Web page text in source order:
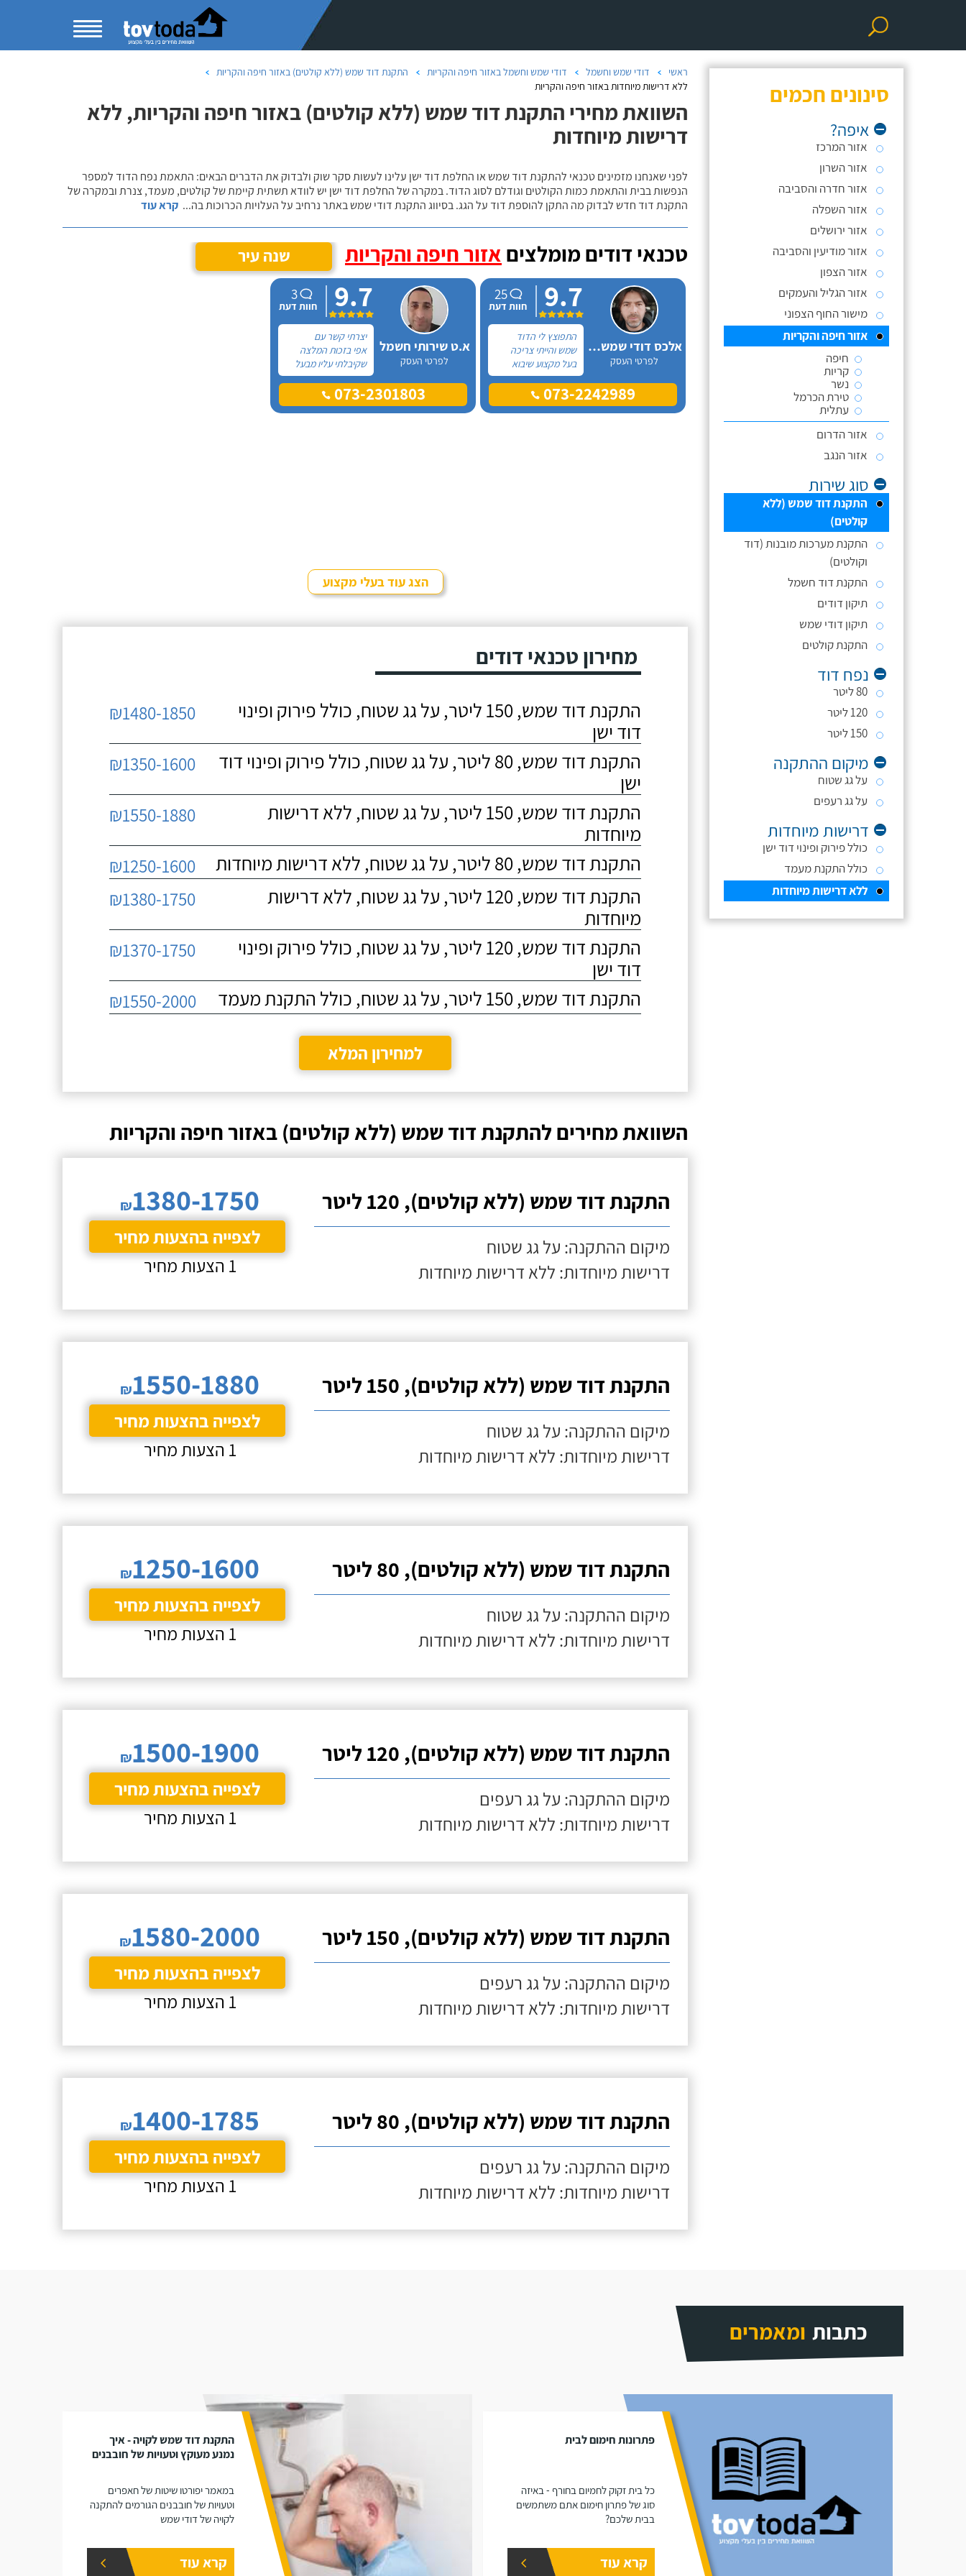
סינונים חכמים
איפה?
אזור המרכז
אזור השרון
אזור חדרה והסביבה
אזור השפלה
אזור ירושלים
אזור מודיעין והסביבה
אזור הצפון
אזור הגליל והעמקים
מישור החוף הצפוני
אזור חיפה והקריות
חיפה
קריות
נשר
טירת הכרמל
עתלית
אזור הדרום
אזור הנגב
סוג שירות
התקנת דוד שמש (ללא
קולטים)
התקנת מערכות מובנות (דוד
וקולטים)
התקנת דוד חשמל
תיקון דודים
תיקון דודי שמש
התקנת קולטים
נפח דוד
80 ליטר
120 ליטר
150 ליטר
מיקום ההתקנה
על גג שטוח
על גג רעפים
דרישות מיוחדות
כולל פירוק ופינוי דוד ישן
כולל התקנת מעמד
ללא דרישות מיוחדות
ראשי דודי שמש וחשמל דודי שמש וחשמל באזור חיפה והקריות
התקנת דוד שמש (ללא קולטים) באזור חיפה והקריות
ללא דרישות מיוחדות באזור חיפה והקריות
השוואת מחירי התקנת דוד שמש (ללא קולטים) באזור חיפה והקריות, ללא
דרישות מיוחדות
לפני שאנחנו מזמינים טכנאי להתקנת דוד שמש או החלפת דוד ישן עלינו לעשות סקר שוק ולבדוק את הדברים הבאים: התאמת נפח הדוד למספר
הנפשות בבית והתאמת כמות הקולטים וגודלם לסוג הדוד. במקרה של החלפת דוד ישן יש לוודא תשתית קיימת של קולטים, מעמד, צנרת ובמקרה של
התקנת דוד חדש לבדוק מה התקן להוספת דוד על הגג. בסיווג התקנת דודי שמש באתר נרחיב על העלויות הכרוכות בה... קרא עוד
טכנאי דודים מומלצים אזור חיפה והקריות שנה עיר
אלכס דודי שמש וחשמל
לפרטי העסק
9.7
25
חוות דעת
התפוצץ לי הדוד
שמש והייתי צריכה
בעל מקצוע שיבוא
לתקן, כתבתי בגוגל
טכנאי דודים ואז
הגעתי לקבוצה של073-2242989
א.ט שירותי חשמל
לפרטי העסק
9.7
3
חוות דעת
יצרתי קשר עם
אפי בזכות המלצה
שקיבלתי עליו מבעל
מקצוע אחר ובסופו של
דבר, התרשמתי ממנו
לטובה בשיחת הטלפון073-2301803
הצג עוד בעלי מקצוע
מחירון טכנאי דודים
התקנת דוד שמש, 150 ליטר, על גג שטוח, כולל פירוק ופינוי
דוד ישן
₪1480-1850
התקנת דוד שמש, 80 ליטר, על גג שטוח, כולל פירוק ופינוי דוד
ישן
₪1350-1600
התקנת דוד שמש, 150 ליטר, על גג שטוח, ללא דרישות
מיוחדות
₪1550-1880
התקנת דוד שמש, 80 ליטר, על גג שטוח, ללא דרישות מיוחדות ₪1250-1600
התקנת דוד שמש, 120 ליטר, על גג שטוח, ללא דרישות
מיוחדות
₪1380-1750
התקנת דוד שמש, 120 ליטר, על גג שטוח, כולל פירוק ופינוי
דוד ישן
₪1370-1750
התקנת דוד שמש, 150 ליטר, על גג שטוח, כולל התקנת מעמד ₪1550-2000
למחירון המלא
השוואת מחירים להתקנת דוד שמש (ללא קולטים) באזור חיפה והקריות
התקנת דוד שמש (ללא קולטים), 120 ליטר
מיקום ההתקנה: על גג שטוח
דרישות מיוחדות: ללא דרישות מיוחדות
₪1380-1750
לצפייה בהצעות מחיר
1 הצעות מחיר
התקנת דוד שמש (ללא קולטים), 150 ליטר
מיקום ההתקנה: על גג שטוח
דרישות מיוחדות: ללא דרישות מיוחדות
₪1550-1880
לצפייה בהצעות מחיר
1 הצעות מחיר
התקנת דוד שמש (ללא קולטים), 80 ליטר
מיקום ההתקנה: על גג שטוח
דרישות מיוחדות: ללא דרישות מיוחדות
₪1250-1600
לצפייה בהצעות מחיר
1 הצעות מחיר
התקנת דוד שמש (ללא קולטים), 120 ליטר
מיקום ההתקנה: על גג רעפים
דרישות מיוחדות: ללא דרישות מיוחדות
₪1500-1900
לצפייה בהצעות מחיר
1 הצעות מחיר
התקנת דוד שמש (ללא קולטים), 150 ליטר
מיקום ההתקנה: על גג רעפים
דרישות מיוחדות: ללא דרישות מיוחדות
₪1580-2000
לצפייה בהצעות מחיר
1 הצעות מחיר
התקנת דוד שמש (ללא קולטים), 80 ליטר
מיקום ההתקנה: על גג רעפים
דרישות מיוחדות: ללא דרישות מיוחדות
₪1400-1785
לצפייה בהצעות מחיר
1 הצעות מחיר
כתבות ומאמרים
פתרונות חימום לבית
כל בית זקוק לחמיום בחורף - באיזה
סוג של פתרון חימום אתם משתמשים
בבית שלכם?
קרא עוד
התקנת דוד שמש לקויה - איך
נמנע מעוקץ וטעויות של חובבנים
במאמר יפורטו שיטות של חאפרים
וטעויות של חובבנים הגורמים להתקנה
לקויה של דודי שמש
קרא עוד